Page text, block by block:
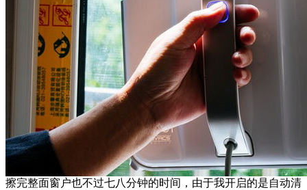
擦完整面窗户也不过七八分钟的时间，由于我开启的是自动清